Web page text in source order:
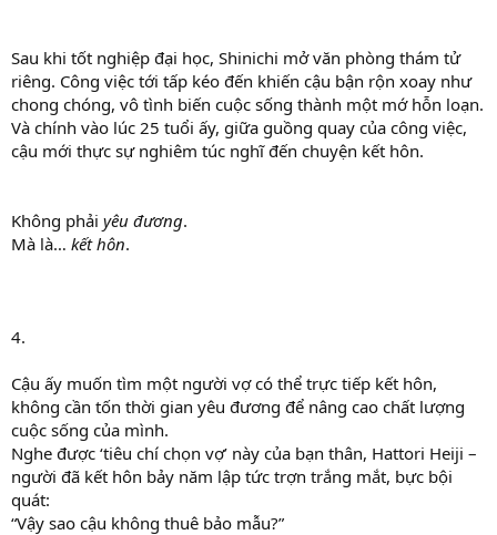
Sau khi tốt nghiệp đại học, Shinichi mở văn phòng thám tử
riêng. Công việc tới tấp kéo đến khiến cậu bận rộn xoay như
chong chóng, vô tình biến cuộc sống thành một mớ hỗn loạn.
Và chính vào lúc 25 tuổi ấy, giữa guồng quay của công việc,
cậu mới thực sự nghiêm túc nghĩ đến chuyện kết hôn.
Không phải yêu đương.
Mà là… kết hôn.
4.
Cậu ấy muốn tìm một người vợ có thể trực tiếp kết hôn,
không cần tốn thời gian yêu đương để nâng cao chất lượng
cuộc sống của mình.
Nghe được ‘tiêu chí chọn vợ’ này của bạn thân, Hattori Heiji –
người đã kết hôn bảy năm lập tức trợn trắng mắt, bực bội
quát:
“Vậy sao cậu không thuê bảo mẫu?”